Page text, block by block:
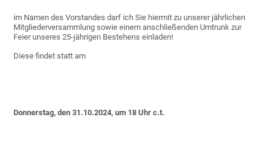
im Namen des Vorstandes darf ich Sie hiermit zu unserer jährlichen
Mitgliederversammlung sowie einem anschließenden Umtrunk zur
Feier unseres 25-jährigen Bestehens einladen!
Diese findet statt am
Donnerstag, den 31.10.2024, um 18 Uhr c.t.